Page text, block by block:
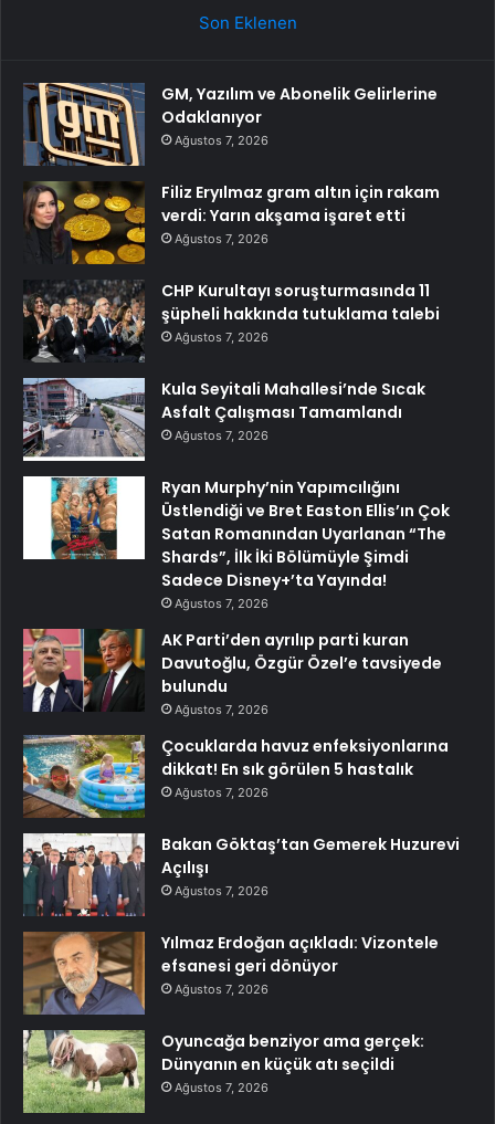
Son Eklenen
GM, Yazılım ve Abonelik Gelirlerine
Odaklanıyor
Ağustos 7, 2026
Filiz Eryılmaz gram altın için rakam
verdi: Yarın akşama işaret etti
Ağustos 7, 2026
CHP Kurultayı soruşturmasında 11
şüpheli hakkında tutuklama talebi
Ağustos 7, 2026
Kula Seyitali Mahallesi’nde Sıcak
Asfalt Çalışması Tamamlandı
Ağustos 7, 2026
Ryan Murphy’nin Yapımcılığını
Üstlendiği ve Bret Easton Ellis’ın Çok
Satan Romanından Uyarlanan “The
Shards”, İlk İki Bölümüyle Şimdi
Sadece Disney+’ta Yayında!
Ağustos 7, 2026
AK Parti’den ayrılıp parti kuran
Davutoğlu, Özgür Özel’e tavsiyede
bulundu
Ağustos 7, 2026
Çocuklarda havuz enfeksiyonlarına
dikkat! En sık görülen 5 hastalık
Ağustos 7, 2026
Bakan Göktaş’tan Gemerek Huzurevi
Açılışı
Ağustos 7, 2026
Yılmaz Erdoğan açıkladı: Vizontele
efsanesi geri dönüyor
Ağustos 7, 2026
Oyuncağa benziyor ama gerçek:
Dünyanın en küçük atı seçildi
Ağustos 7, 2026